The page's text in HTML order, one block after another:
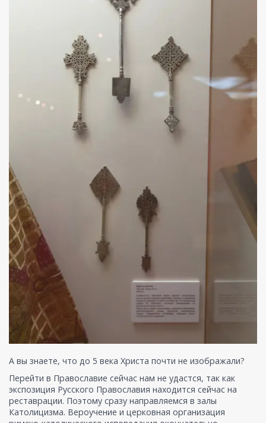
А вы знаете, что до 5 века Христа почти не изображали?
Перейти в Православие сейчас нам не удастся, так как
экспозиция Русского Православия находится сейчас на
реставрации. Поэтому сразу направляемся в залы
Католицизма. Вероучение и церковная организация